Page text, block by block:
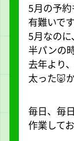
5月の予約
有難いで
5月なのに
半パンの
去年より
太った🐷
毎日、毎
作業して